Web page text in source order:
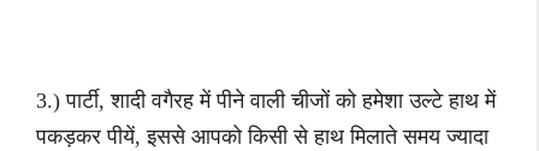
3.) पार्टी, शादी वगैरह में पीने वाली चीजों को हमेशा उल्टे हाथ में
पकड़कर पीयें, इससे आपको किसी से हाथ मिलाते समय ज्यादा